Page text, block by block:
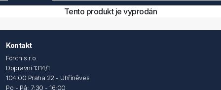
Tento produkt je vyprodán
Kontakt
Förch s.r.o.
Dopravní 1314/1
104 00 Praha 22 - Uhříněves
Po - Pá: 7:30 - 16:00